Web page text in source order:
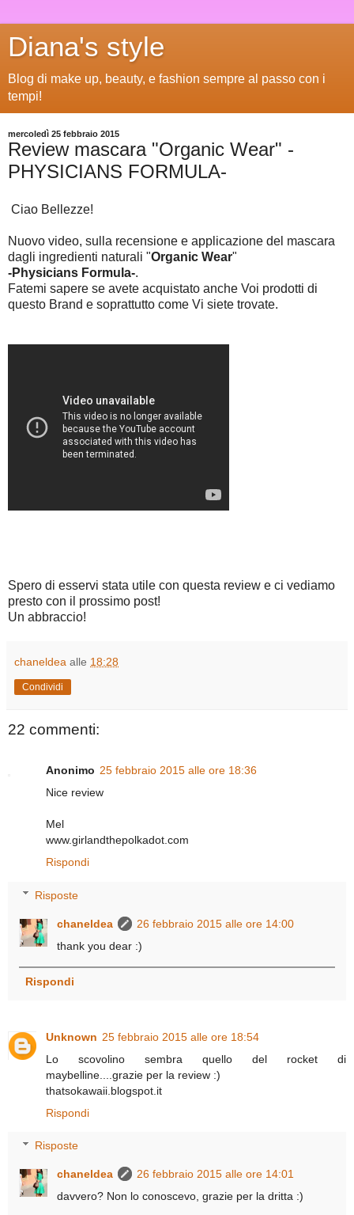
Diana's style
Blog di make up, beauty, e fashion sempre al passo con i
tempi!
mercoledì 25 febbraio 2015
Review mascara "Organic Wear" -
PHYSICIANS FORMULA-
Ciao Bellezze!
Nuovo video, sulla recensione e applicazione del mascara
dagli ingredienti naturali "Organic Wear"
-Physicians Formula-.
Fatemi sapere se avete acquistato anche Voi prodotti di
questo Brand e soprattutto come Vi siete trovate.
Spero di esservi stata utile con questa review e ci vediamo
presto con il prossimo post!
Un abbraccio!
chaneldea alle 18:28
Condividi
22 commenti:
Anonimo 25 febbraio 2015 alle ore 18:36
Nice review
Mel
www.girlandthepolkadot.com
Rispondi
Risposte
chaneldea
26 febbraio 2015 alle ore 14:00
thank you dear :)
Rispondi
Unknown 25 febbraio 2015 alle ore 18:54
Lo scovolino sembra quello del rocket di
maybelline....grazie per la review :)
thatsokawaii.blogspot.it
Rispondi
Risposte
chaneldea
26 febbraio 2015 alle ore 14:01
davvero? Non lo conoscevo, grazie per la dritta :)